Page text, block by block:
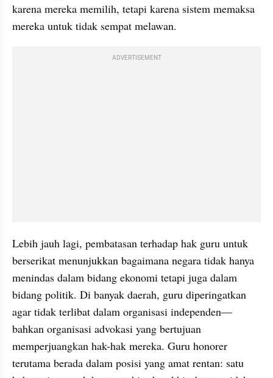
karena mereka memilih, tetapi karena sistem memaksa
mereka untuk tidak sempat melawan.
ADVERTISEMENT
Lebih jauh lagi, pembatasan terhadap hak guru untuk
berserikat menunjukkan bagaimana negara tidak hanya
menindas dalam bidang ekonomi tetapi juga dalam
bidang politik. Di banyak daerah, guru diperingatkan
agar tidak terlibat dalam organisasi independen—
bahkan organisasi advokasi yang bertujuan
memperjuangkan hak-hak mereka. Guru honorer
terutama berada dalam posisi yang amat rentan: satu